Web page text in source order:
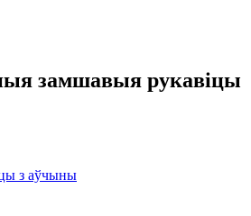
замшавыя рукавіцы
з аўчыны